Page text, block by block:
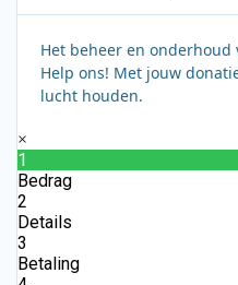
Het beheer en onderhoud
Help ons! Met jouw
lucht houden.